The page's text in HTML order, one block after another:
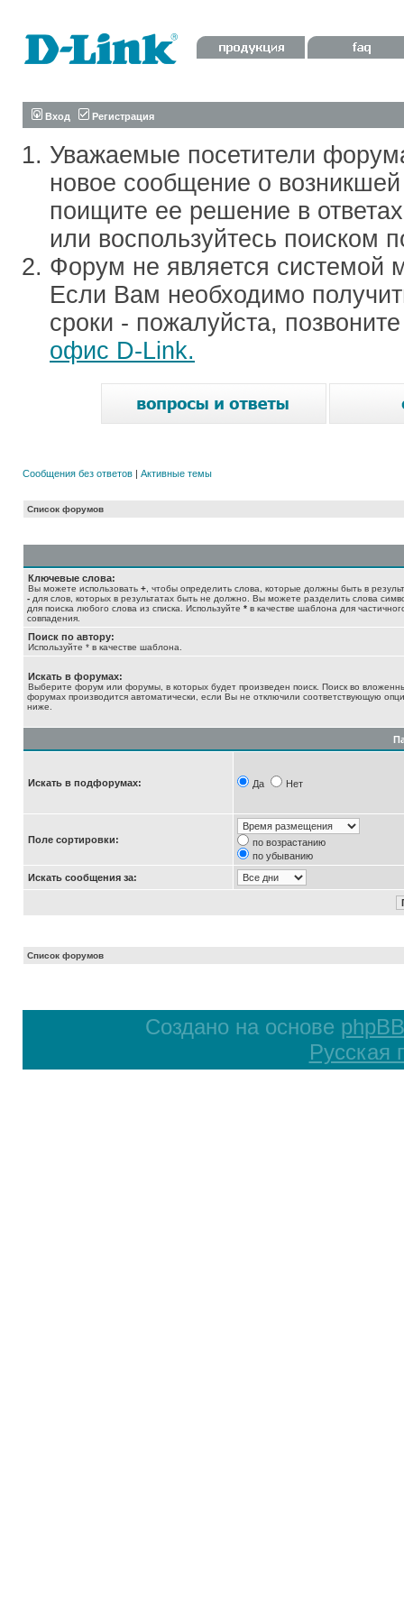
Вход Регистрация
Уважаемые посетители
новое сообщение о
поищите ее решение в
или воспользуйтесь поиском
Форум не является системой
Если Вам необходимо
сроки - пожалуйста,
офис D-Link.
Сообщения без ответов | Активные темы
Список форумов
Ключевые слова:
Вы можете использовать + , чтобы определить слова, которые должны быть в
- для слов, которых в результатах быть не должно. Вы можете разделить слова
для поиска любого слова из списка. Используйте * в качестве шаблона для
совпадения.
Поиск по автору:
Используйте * в качестве шаблона.
Искать в форумах:
Выберите форум или форумы, в которых будет произведен поиск. Поиск во
форумах производится автоматически, если Вы не отключили соответствующую
ниже.
Искать в подфорумах: Да Нет
Поле сортировки:
по возрастанию
по убыванию
Искать сообщения за:
Список форумов
Создано на основе phpBB
Русская